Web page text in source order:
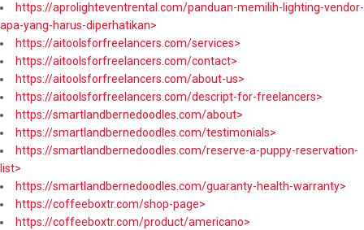
https://aprolighteventrental.com/panduan-memilih-lighting-vendor-
apa-yang-harus-diperhatikan>
https://aitoolsforfreelancers.com/services>
https://aitoolsforfreelancers.com/contact>
https://aitoolsforfreelancers.com/about-us>
https://aitoolsforfreelancers.com/descript-for-freelancers>
https://smartlandbernedoodles.com/about>
https://smartlandbernedoodles.com/testimonials>
https://smartlandbernedoodles.com/reserve-a-puppy-reservation-
list>
https://smartlandbernedoodles.com/guaranty-health-warranty>
https://coffeeboxtr.com/shop-page>
https://coffeeboxtr.com/product/americano>